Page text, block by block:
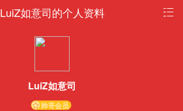
LuiZ如意司的个人资料
LuiZ如意司
帅哥会员